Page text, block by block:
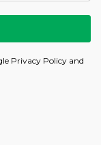
Privacy Policy and